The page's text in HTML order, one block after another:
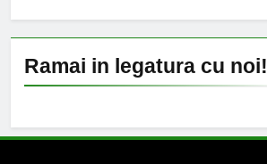
Ramai in legatura cu noi!